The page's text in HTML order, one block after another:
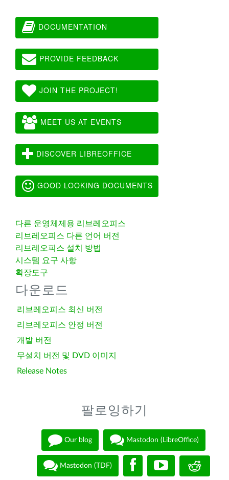
DOCUMENTATION
PROVIDE FEEDBACK
JOIN THE PROJECT!
MEET US AT EVENTS
DISCOVER LIBREOFFICE
GOOD LOOKING DOCUMENTS
다른 운영체제용 리브레오피스
리브레오피스 다른 언어 버전
리브레오피스 설치 방법
시스템 요구 사항
확장도구
다운로드
리브레오피스 최신 버전
리브레오피스 안정 버전
개발 버전
무설치 버전 및 DVD 이미지
Release Notes
팔로잉하기
Our blog Mastodon (LibreOffice)
Mastodon (TDF)